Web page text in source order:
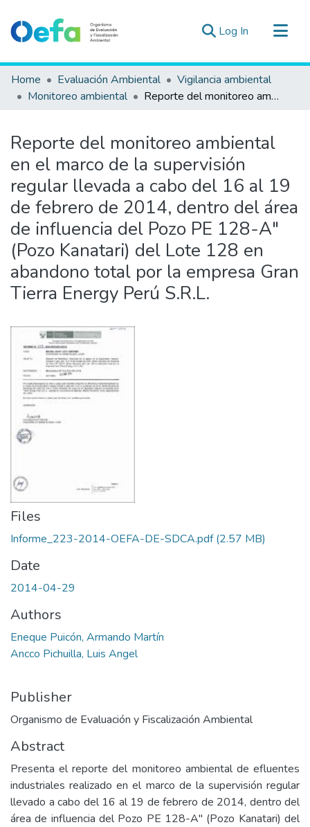
Log In (current)
Communities & Collections
All of DSpace
Estad. Externas
Guias ▾
Home Evaluación Ambiental
Vigilancia ambiental
Monitoreo ambiental
Reporte del monitoreo ambiental en el marco de la supervisión regular llevada a cabo del 16 al 19 de febrero de 2014, dentro del área de influencia del Pozo PE 128-A" (Pozo Kanatari) del Lote 128 en abandono total por la empresa Gran Tierra Energy Perú S.R.L.
Reporte del monitoreo ambiental
en el marco de la supervisión
regular llevada a cabo del 16 al 19
de febrero de 2014, dentro del área
de influencia del Pozo PE 128-A"
(Pozo Kanatari) del Lote 128 en
abandono total por la empresa Gran
Tierra Energy Perú S.R.L.
Files
Informe_223-2014-OEFA-DE-SDCA.pdf(2.57 MB)
Date
2014-04-29
Authors
Eneque Puicón, Armando Martín
Ancco Pichuilla, Luis Angel
Publisher
Organismo de Evaluación y Fiscalización Ambiental
Abstract
Presenta el reporte del monitoreo ambiental de efluentes
industriales realizado en el marco de la supervisión regular
llevado a cabo del 16 al 19 de febrero de 2014, dentro del
área de influencia del Pozo PE 128-A" (Pozo Kanatari) del